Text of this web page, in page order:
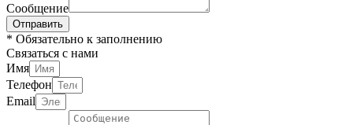
Сообщение
Отправить
* Обязательно к заполнению
Связаться с нами
Имя
Телефон
Email